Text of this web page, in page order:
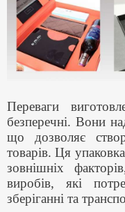
Переваги
безперечні. Вони
що дозволяє
товарів. Ця
зовнішніх
виробів, які
зберіганні та